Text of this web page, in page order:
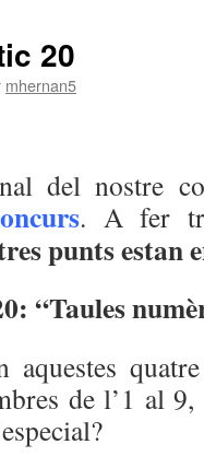
20
mhernan5
del nostre
. A fer
punts estan
“Taules
de l’1 al